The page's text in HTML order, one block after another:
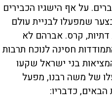
על אף הישגיו הכבירים
שמפעלו לבניית עולם
קרס. אברהם לא
חסינה לנוכח תרבות
בני ישראל שקעו
של משה רבנו, מפעל
הבאים, כדבריו: